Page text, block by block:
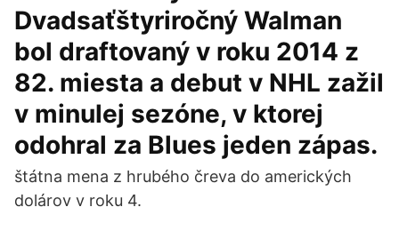
Dvadsaťštyriročný Walman
bol draftovaný v roku 2014 z
82. miesta a debut v NHL zažil
v minulej sezóne, v ktorej
odohral za Blues jeden zápas.
štátna mena z hrubého čreva do amerických
dolárov v roku 4.